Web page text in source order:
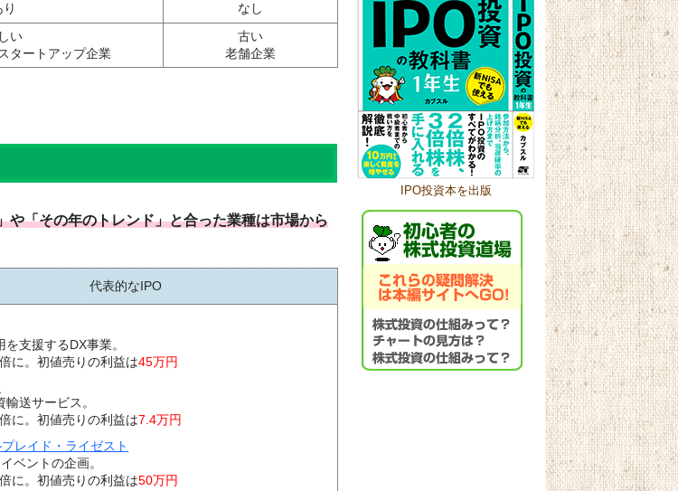
り なし
い
タートアップ企業
古い
老舗企業
や「その年のトレンド」と合った業種は市場から
代表的なIPO
を支援するDX事業。
に。初値売りの利益は45万円
輸送サービス。
に。初値売りの利益は7.4万円
レイド・ライゼスト
ベントの企画。
に。初値売りの利益は50万円
IPO投資本を出版